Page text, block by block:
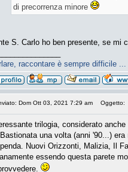
di precorrenza minore
S. Carlo ho ben presente, se mi
raccontare è sempre difficile
Dom Ott 03, 2021 7:29 am Oggetto:
trilogia, considerato
una volta (anni '90...)
Nuovi Orizzonti, Malizia, Il
essendo questa parete